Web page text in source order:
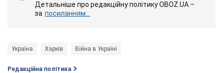
Детальніше про редакційну політику OBOZ.UA –
за посиланням...
Україна Харків Війна в Україні
Редакційна політика